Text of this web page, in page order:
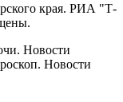
края. РИА "Т-
Новости
Новости